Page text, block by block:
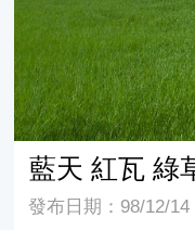
藍天 紅瓦 綠
發布日期：98/12/14